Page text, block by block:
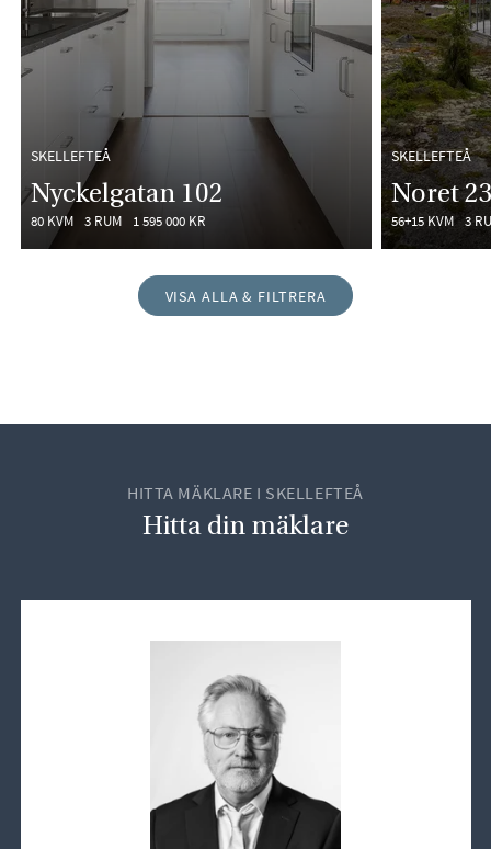
SKELLEFTEÅ
Nyckelgatan 102
80 KVM 3 RUM 1 595 000 KR
SKELLEFTEÅ
Noret
56+15 KVM 3
VISA ALLA & FILTRERA
HITTA MÄKLARE I SKELLEFTEÅ
Hitta din mäklare